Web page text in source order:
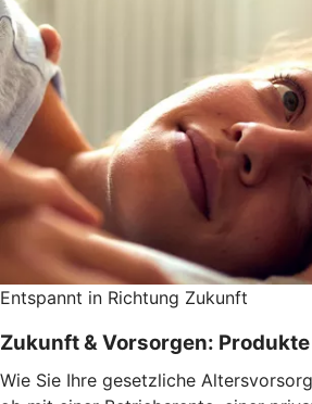
Entspannt in Richtung Zukunft
Zukunft & Vorsorgen: Produkte
Wie Sie Ihre gesetzliche